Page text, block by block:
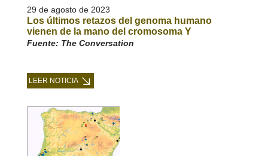
29 de agosto de 2023
Los últimos retazos del genoma humano
vienen de la mano del cromosoma Y
Fuente: The Conversation
LEER NOTICIA